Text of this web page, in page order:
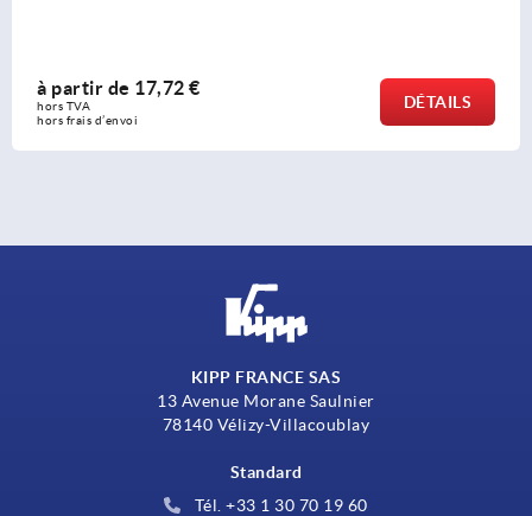
de17,72 €
d’envoi
KIPP FRANCE SAS
13 Avenue Morane Saulnier
78140 Vélizy-Villacoublay
Standard
Tél. +33 1 30 70 19 60